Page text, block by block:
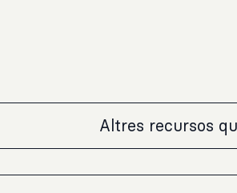
Altres recursos